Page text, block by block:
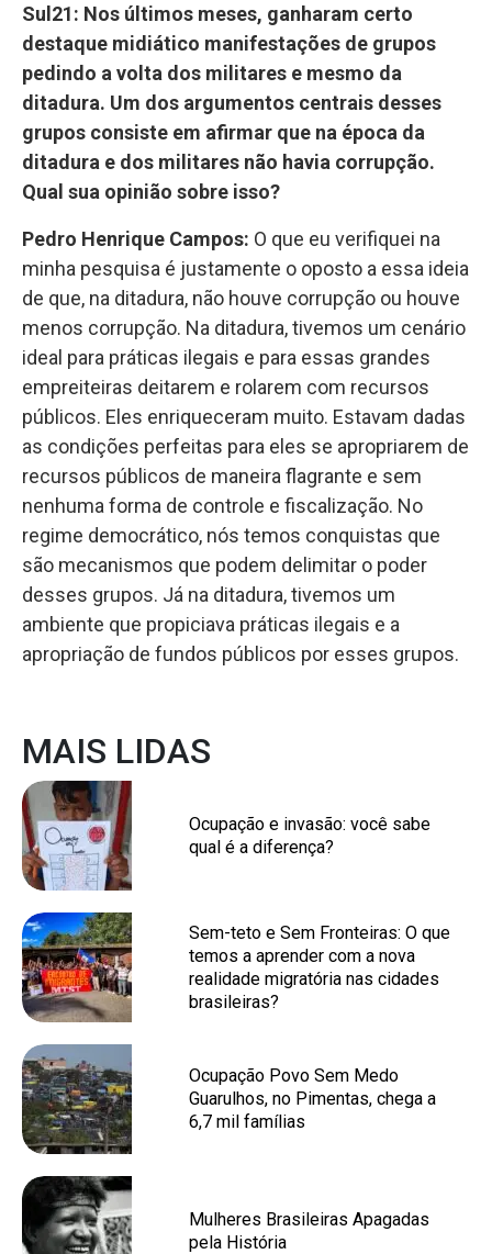
Sul21: Nos últimos meses, ganharam certo
destaque midiático manifestações de grupos
pedindo a volta dos militares e mesmo da
ditadura. Um dos argumentos centrais desses
grupos consiste em afirmar que na época da
ditadura e dos militares não havia corrupção.
Qual sua opinião sobre isso?
Pedro Henrique Campos: O que eu verifiquei na
minha pesquisa é justamente o oposto a essa ideia
de que, na ditadura, não houve corrupção ou houve
menos corrupção. Na ditadura, tivemos um cenário
ideal para práticas ilegais e para essas grandes
empreiteiras deitarem e rolarem com recursos
públicos. Eles enriqueceram muito. Estavam dadas
as condições perfeitas para eles se apropriarem de
recursos públicos de maneira flagrante e sem
nenhuma forma de controle e fiscalização. No
regime democrático, nós temos conquistas que
são mecanismos que podem delimitar o poder
desses grupos. Já na ditadura, tivemos um
ambiente que propiciava práticas ilegais e a
apropriação de fundos públicos por esses grupos.
MAIS LIDAS
Ocupação e invasão: você sabe
qual é a diferença?
Sem-teto e Sem Fronteiras: O que
temos a aprender com a nova
realidade migratória nas cidades
brasileiras?
Ocupação Povo Sem Medo
Guarulhos, no Pimentas, chega a
6,7 mil famílias
Mulheres Brasileiras Apagadas
pela História